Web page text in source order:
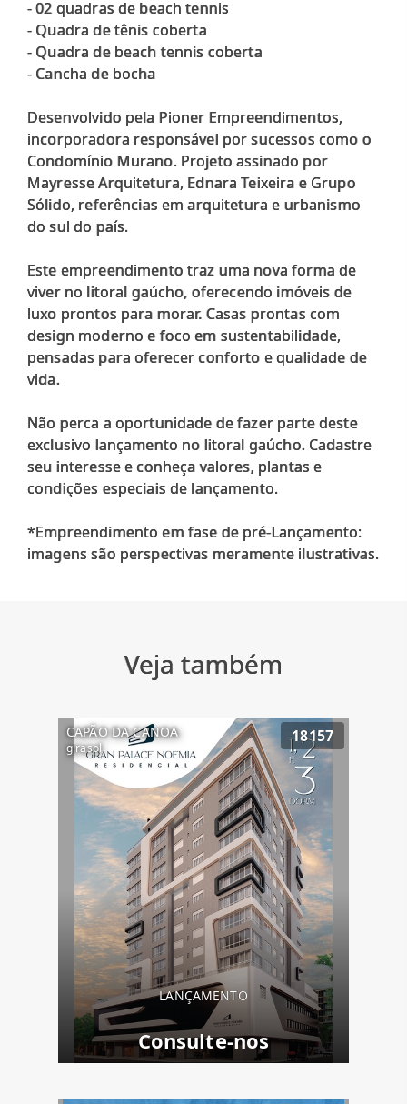
- 02 quadras de beach tennis
- Quadra de tênis coberta
- Quadra de beach tennis coberta
- Cancha de bocha
Desenvolvido pela Pioner Empreendimentos,
incorporadora responsável por sucessos como o
Condomínio Murano. Projeto assinado por
Mayresse Arquitetura, Ednara Teixeira e Grupo
Sólido, referências em arquitetura e urbanismo
do sul do país.
Este empreendimento traz uma nova forma de
viver no litoral gaúcho, oferecendo imóveis de
luxo prontos para morar. Casas prontas com
design moderno e foco em sustentabilidade,
pensadas para oferecer conforto e qualidade de
vida.
Não perca a oportunidade de fazer parte deste
exclusivo lançamento no litoral gaúcho. Cadastre
seu interesse e conheça valores, plantas e
condições especiais de lançamento.
*Empreendimento em fase de pré-Lançamento:
Veja também
CAPÃO DA CANOA
girasol
18157
LANÇAMENTO
Consulte-nos